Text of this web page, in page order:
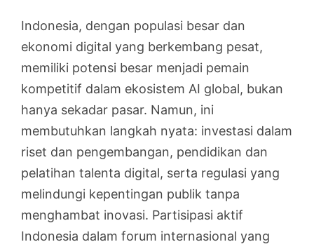
Indonesia, dengan populasi besar dan
ekonomi digital yang berkembang pesat,
memiliki potensi besar menjadi pemain
kompetitif dalam ekosistem AI global, bukan
hanya sekadar pasar. Namun, ini
membutuhkan langkah nyata: investasi dalam
riset dan pengembangan, pendidikan dan
pelatihan talenta digital, serta regulasi yang
melindungi kepentingan publik tanpa
menghambat inovasi. Partisipasi aktif
Indonesia dalam forum internasional yang